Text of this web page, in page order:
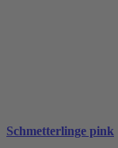
Schmetterlinge pink